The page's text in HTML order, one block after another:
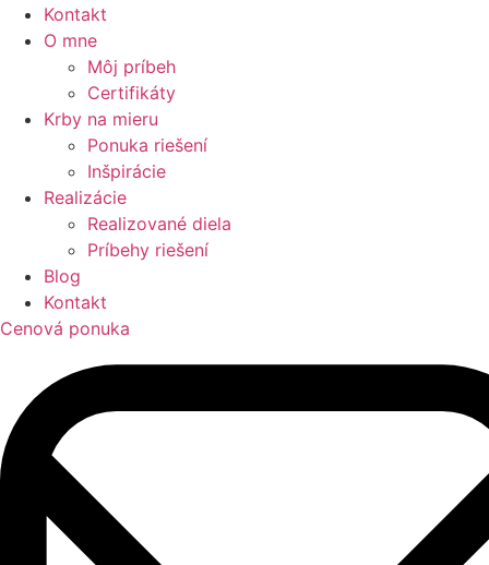
Kontakt
O mne
Môj príbeh
Certifikáty
Krby na mieru
Ponuka riešení
Inšpirácie
Realizácie
Realizované diela
Príbehy riešení
Blog
Kontakt
Cenová ponuka